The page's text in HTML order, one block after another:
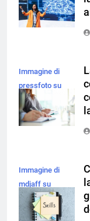
Immagine di
pressfoto su
Magnific
Immagine di
mdjaff su
Magnific